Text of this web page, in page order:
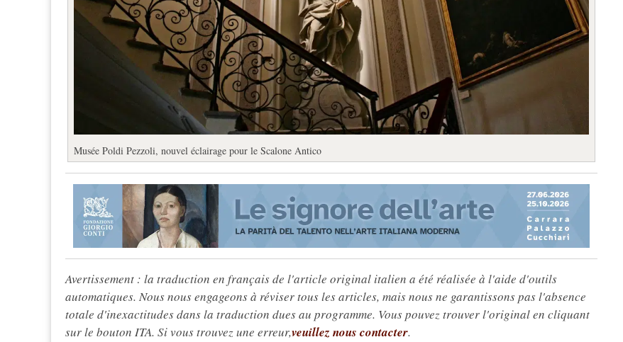
Musée Poldi Pezzoli, nouvel éclairage pour le Scalone Antico
Avertissement : la traduction en français de l'article original italien a été réalisée à l'aide d'outils
automatiques. Nous nous engageons à réviser tous les articles, mais nous ne garantissons pas l'absence
totale d'inexactitudes dans la traduction dues au programme. Vous pouvez trouver l'original en cliquant
sur le bouton ITA. Si vous trouvez une erreur,veuillez nous contacter.